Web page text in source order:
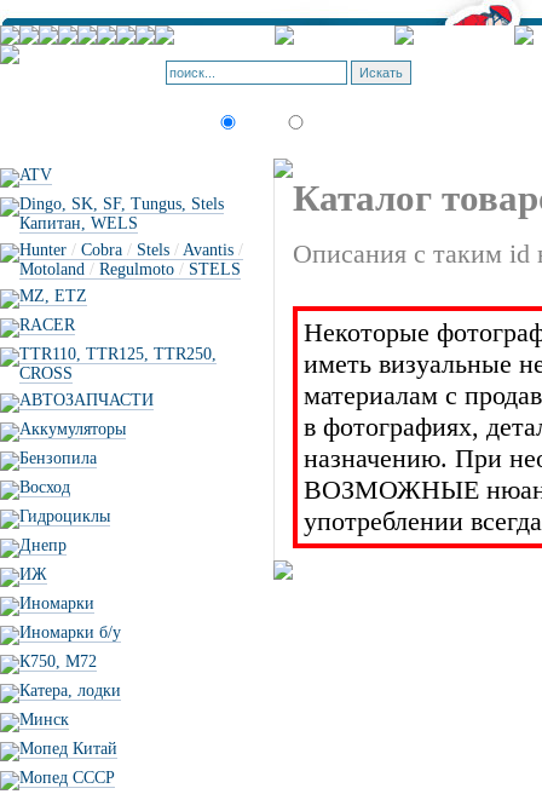
ATV
Dingo, SK, SF, Tungus, Stels
Капитан, WELS
Hunter / Cobra / Stels / Avantis /
Motoland / Regulmoto / STELS
MZ, ETZ
RACER
TTR110, TTR125, TTR250,
CROSS
АВТОЗАПЧАСТИ
Аккумуляторы
Бензопила
Восход
Гидроциклы
Днепр
ИЖ
Иномарки
Иномарки б/у
К750, М72
Катера, лодки
Минск
Мопед Китай
Мопед СССР
Каталог
Описания с таким id
Некоторые
иметь визуальные
материалам с
в фотографиях,
назначению. При
ВОЗМОЖНЫЕ
употреблении